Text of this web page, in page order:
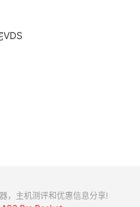
VDS
，主机测评和优惠信息分享!